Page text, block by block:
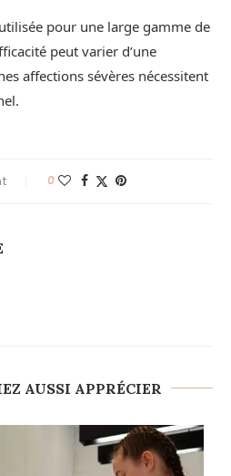
pour une large gamme de
peut varier d’une
affections sévères nécessitent
0
AUSSI APPRÉCIER